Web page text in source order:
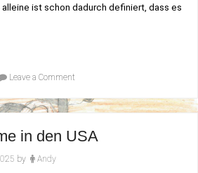
ist schon dadurch definiert, dass es
Leave a Comment
in den USA
by Andy